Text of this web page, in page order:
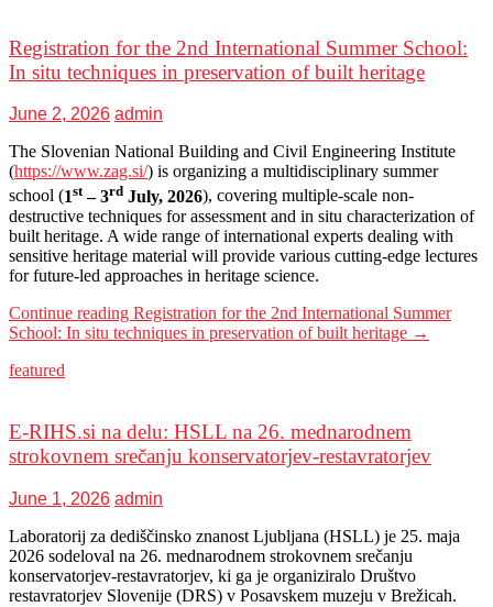
Registration for the 2nd International Summer School:
In situ techniques in preservation of built heritage
June 2, 2026 admin
The Slovenian National Building and Civil Engineering Institute
(https://www.zag.si/) is organizing a multidisciplinary summer
school (1st– 3rd July, 2026), covering multiple-scale non-
destructive techniques for assessment and in situ characterization of
built heritage. A wide range of international experts dealing with
sensitive heritage material will provide various cutting-edge lectures
for future-led approaches in heritage science.
Continue reading Registration for the 2nd International Summer
School: In situ techniques in preservation of built heritage →
featured
E-RIHS.si na delu: HSLL na 26. mednarodnem
strokovnem srečanju konservatorjev-restavratorjev
June 1, 2026 admin
Laboratorij za dediščinsko znanost Ljubljana (HSLL) je 25. maja
2026 sodeloval na 26. mednarodnem strokovnem srečanju
konservatorjev-restavratorjev, ki ga je organiziralo Društvo
restavratorjev Slovenije (DRS) v Posavskem muzeju v Brežicah.